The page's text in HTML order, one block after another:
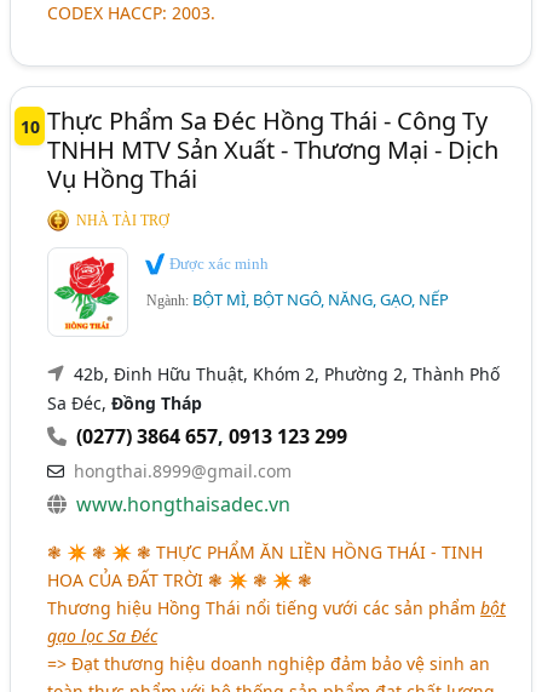
CODEX HACCP: 2003.
10 Thực Phẩm Sa Đéc Hồng Thái - Công Ty
TNHH MTV Sản Xuất - Thương Mại - Dịch
Vụ Hồng Thái
NHÀ TÀI TRỢ
Được xác minh
Ngành: BỘT MÌ, BỘT NGÔ, NĂNG, GẠO, NẾP
42b, Đinh Hữu Thuật, Khóm 2, Phường 2, Thành Phố
Sa Đéc,Đồng Tháp
(0277) 3864 657,0913 123 299
hongthai.8999@gmail.com
www.hongthaisadec.vn
❃ ✴ ❃ ✴ ❃ THỰC PHẨM ĂN LIỀN HỒNG THÁI - TINH
HOA CỦA ĐẤT TRỜI ❃ ✴ ❃ ✴ ❃
Thương hiệu Hồng Thái nổi tiếng vưới các sản phẩmbột
gạo lọc Sa Đéc
=> Đạt thương hiệu doanh nghiệp đảm bảo vệ sinh an